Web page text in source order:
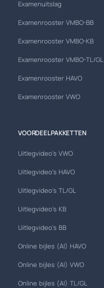
Examenuitslag
Examenrooster VMBO-BB
Examenrooster VMBO-KB
Examenrooster VMBO-TL/GL
Examenrooster HAVO
Examenrooster VWO
VOORDEELPAKKETTEN
Uitlegvideo's VWO
Uitlegvideo's HAVO
Uitlegvideo's TL/GL
Uitlegvideo's KB
Uitlegvideo's BB
Online bijles (AI) HAVO
Online bijles (AI) VWO
Online bijles (AI) TL/GL